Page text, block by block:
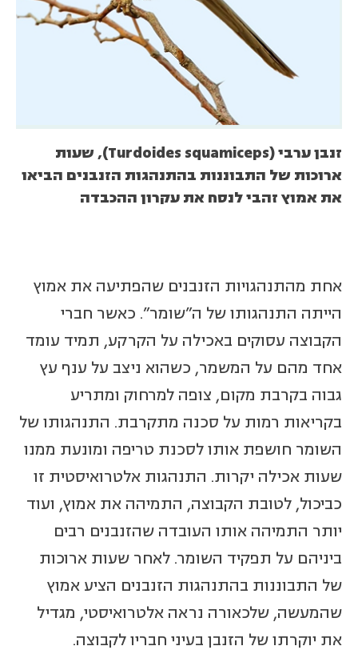
זנבן ערבי (Turdoides squamiceps), שעות
ארוכות של התבוננות בהתנהגות הזנבנים הביאו
את אמוץ זהבי לנסח את עקרון ההכבדה
אחת מהתנהגויות הזנבנים שהפתיעה את אמוץ
הייתה התנהגותו של ה”שומר”. כאשר חברי
הקבוצה עסוקים באכילה על הקרקע, תמיד עומד
אחד מהם על המשמר, כשהוא ניצב על ענף עץ
גבוה בקרבת מקום, צופה למרחוק ומתריע
בקריאות רמות על סכנה מתקרבת. התנהגותו של
השומר חושפת אותו לסכנת טריפה ומונעת ממנו
שעות אכילה יקרות. התנהגות אלטרואיסטית זו
כביכול, לטובת הקבוצה, התמיהה את אמוץ, ועוד
יותר התמיהה אותו העובדה שהזנבנים רבים
ביניהם על תפקיד השומר. לאחר שעות ארוכות
של התבוננות בהתנהגות הזנבנים הציע אמוץ
שהמעשה, שלכאורה נראה אלטרואיסטי, מגדיל
את יוקרתו של הזנבן בעיני חבריו לקבוצה.